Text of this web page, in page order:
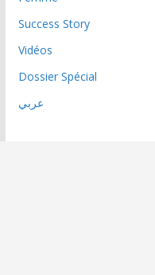
Success Story
Vidéos
Dossier Spécial
عربي